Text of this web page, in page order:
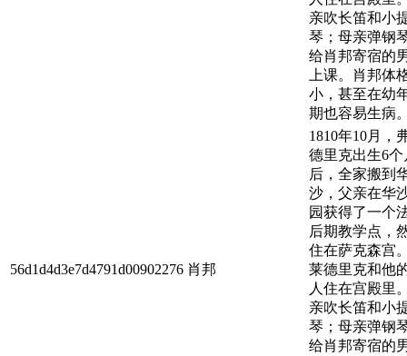
亲吹长笛和小
琴；母亲弹钢
给肖邦寄宿的
上课。肖邦体
小，甚至在幼
期也容易生病
56d1d4d3e7d4791d00902276 肖邦
1810年10月，
德里克出生6个
后，全家搬到
沙，父亲在华
园获得了一个
后期教学点，
住在萨克森宫
莱德里克和他
人住在宫殿里
亲吹长笛和小
琴；母亲弹钢
给肖邦寄宿的